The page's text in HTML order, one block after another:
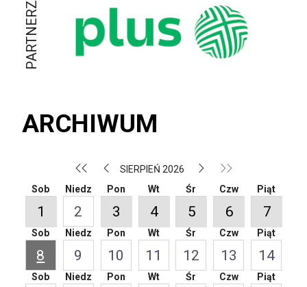
PARTNERZY
ARCHIWUM
SIERPIEŃ 2026
Sob
1
Niedz
2
Pon
3
Wt
4
Śr
5
Czw
6
Piąt
7
Sob
8
Niedz
9
Pon
10
Wt
11
Śr
12
Czw
13
Piąt
14
Sob Niedz Pon Wt Śr Czw Piąt